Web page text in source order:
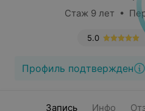
Стаж 9 лет •
5.0
Профиль подтвержден
Запись Инфо